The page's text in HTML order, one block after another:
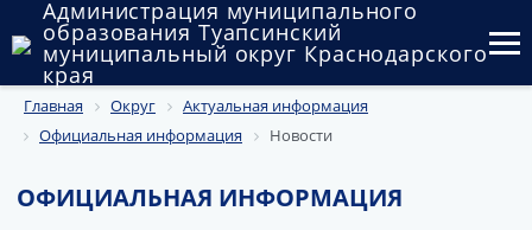
Администрация муниципального
образования Туапсинский
муниципальный округ Краснодарского
края
Округ
Муниципальные закупки
Главная Округ
Актуальная информация
Официальная информация
Новости
ОФИЦИАЛЬНАЯ ИНФОРМАЦИЯ